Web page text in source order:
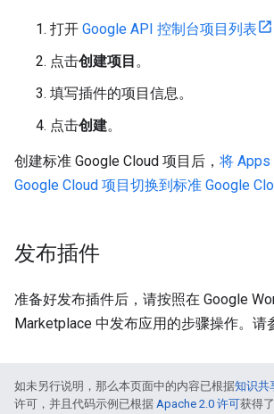
打开 Google API 控制台项目列表
点击创建项目。
填写插件的项目信息。
点击创建。
创建标准 Google Cloud 项目后， 将 Apps
Google Cloud 项目切换到标准 Google
发布插件
准备好发布插件后，请按照在 Google
Marketplace 中发布应用的步骤操作。请
如未另行说明，那么本页面中的内容已根据知识共
许可，并且代码示例已根据 Apache 2.0 许可获得